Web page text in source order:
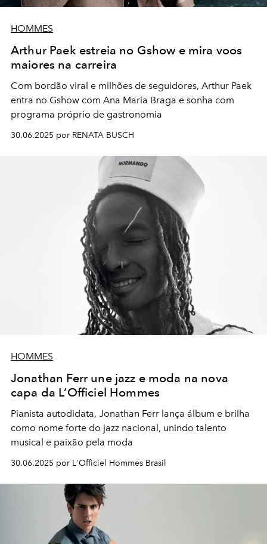
HOMMES
Arthur Paek estreia no Gshow e mira voos
maiores na carreira
Com bordão viral e milhões de seguidores, Arthur Paek
entra no Gshow com Ana Maria Braga e sonha com
programa próprio de gastronomia
30.06.2025 por RENATA BUSCH
HOMMES
Jonathan Ferr une jazz e moda na nova
capa da L’Officiel Hommes
Pianista autodidata, Jonathan Ferr lança álbum e brilha
como nome forte do jazz nacional, unindo talento
musical e paixão pela moda
30.06.2025 por L'Officiel Hommes Brasil